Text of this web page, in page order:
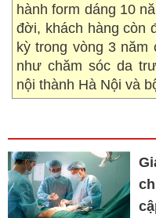
hành form dáng 10
đời, khách hàng còn
kỳ trong vòng 3 năm
như chăm sóc da
nội thành Hà Nội và